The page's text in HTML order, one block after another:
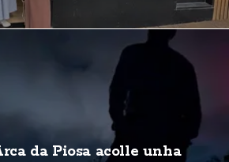
da Piosa acolle unha